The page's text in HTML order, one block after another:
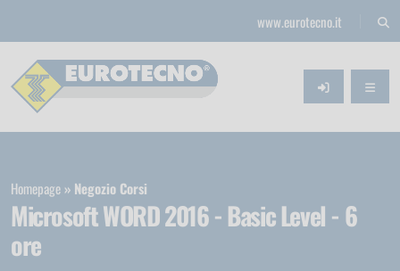
www.eurotecno.it
Microsoft WORD 2016 - Basic Level - 6
ore
Homepage Negozio Corsi